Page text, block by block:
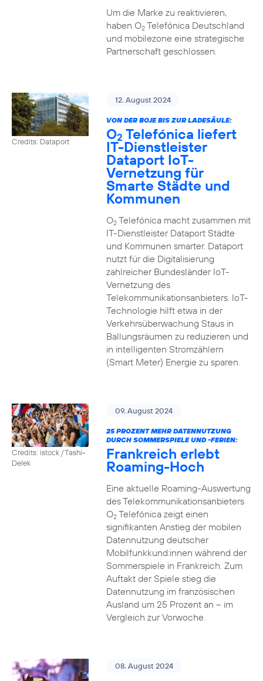
Um die Marke zu reaktivieren,
haben O2Telefónica Deutschland
und mobilezone eine strategische
Partnerschaft geschlossen.
Credits: Dataport
12. August 2024
VON DER BOJE BIS ZUR LADESÄULE:
O2 Telefónica liefert
IT-Dienstleister
Dataport IoT-
Vernetzung für
Smarte Städte und
Kommunen
O2Telefónica macht zusammen mit
IT-Dienstleister Dataport Städte
und Kommunen smarter. Dataport
nutzt für die Digitalisierung
zahlreicher Bundesländer IoT-
Vernetzung des
Telekommunikationsanbieters. IoT-
Technologie hilft etwa in der
Verkehrsüberwachung Staus in
Ballungsräumen zu reduzieren und
in intelligenten Stromzählern
(Smart Meter) Energie zu sparen.
Credits: istock / Tashi-
Delek
09. August 2024
25 PROZENT MEHR DATENNUTZUNG
DURCH SOMMERSPIELE UND -FERIEN:
Frankreich erlebt
Roaming-Hoch
Eine aktuelle Roaming-Auswertung
des Telekommunikationsanbieters
O2Telefónica zeigt einen
signifikanten Anstieg der mobilen
Datennutzung deutscher
Mobilfunkkund:innen während der
Sommerspiele in Frankreich. Zum
Auftakt der Spiele stieg die
Datennutzung im französischen
Ausland um 25 Prozent an – im
Vergleich zur Vorwoche.
08. August 2024